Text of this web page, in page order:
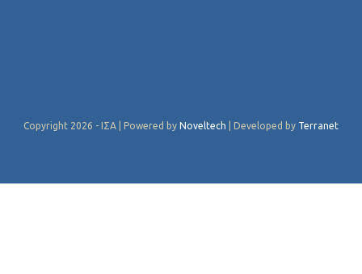
Copyright 2026 - ΙΣΑ | Powered by Noveltech | Developed by Terranet